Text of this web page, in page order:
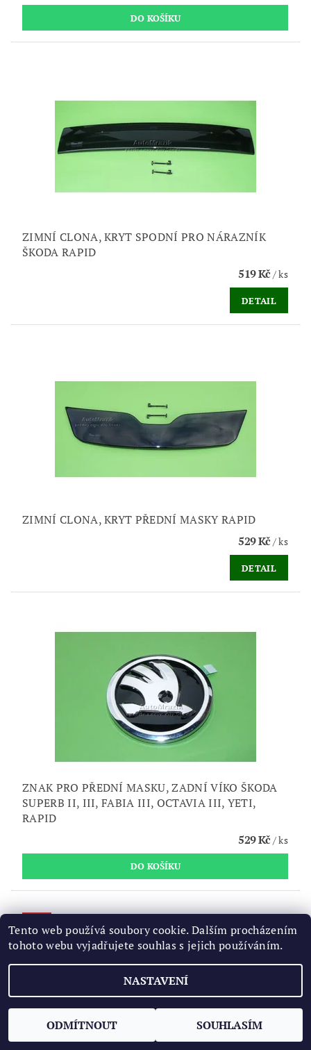
ZIMNÍ CLONA, KRYT SPODNÍ PRO NÁRAZNÍK
ŠKODA RAPID
519 Kč/ ks
DETAIL
ZIMNÍ CLONA, KRYT PŘEDNÍ MASKY RAPID
529 Kč/ ks
DETAIL
ZNAK PRO PŘEDNÍ MASKU, ZADNÍ VÍKO ŠKODA
SUPERB II, III, FABIA III, OCTAVIA III, YETI,
RAPID
529 Kč/ ks
Tento web používá soubory cookie. Dalším procházením
tohoto webu vyjadřujete souhlas s jejich používáním.
NASTAVENÍ
ODMÍTNOUT SOUHLASÍM